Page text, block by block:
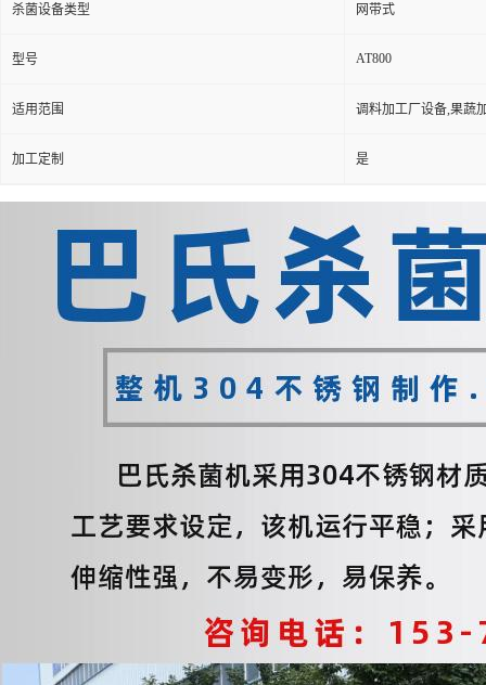
杀菌设备类型 网带式
型号 AT800
适用范围 调料加工厂设备,果蔬
加工定制 是